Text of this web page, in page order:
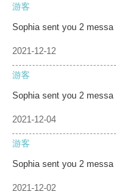
游客
Sophia sent you 2 messa
2021-12-12
游客
Sophia sent you 2 messa
2021-12-04
游客
Sophia sent you 2 messa
2021-12-02